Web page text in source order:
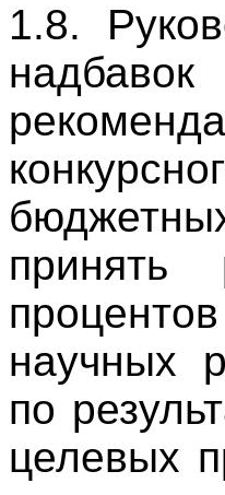
1.8.
научных
по
целевых